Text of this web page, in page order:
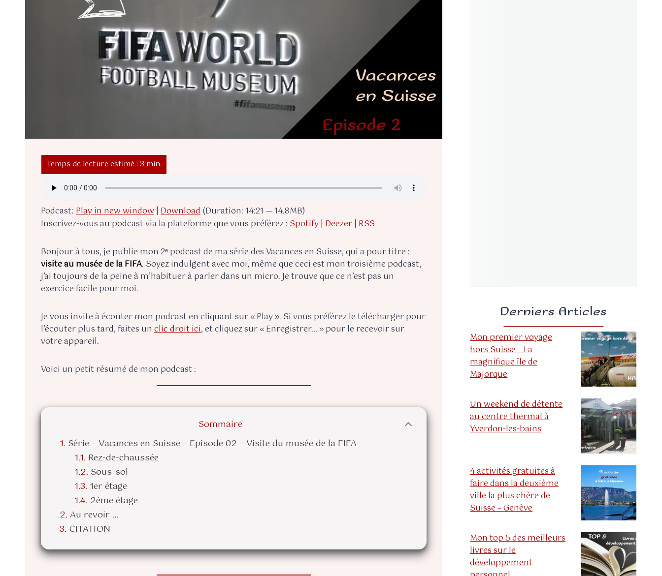
Podcast:Play in new window| Download(Duration: 14:21 — 14.8MB)
Inscrivez-vous au podcast via la plateforme que vous préférez :Spotify| Deezer| RSS
Bonjour à tous, je publie mon 2ᵉ podcast de ma série des Vacances en Suisse, qui a pour titre :
visite au musée de la FIFA. Soyez indulgent avec moi, même que ceci est mon troisième podcast,
j’ai toujours de la peine à m’habituer à parler dans un micro. Je trouve que ce n’est pas un
exercice facile pour moi.
Je vous invite à écouter mon podcast en cliquant sur « Play ». Si vous préférez le télécharger pour
l’écouter plus tard, faites un clic droit ici, et cliquez sur « Enregistrer… » pour le recevoir sur
votre appareil.
Voici un petit résumé de mon podcast :
Sommaire
Série – Vacances en Suisse – Episode 02 – Visite du musée de la FIFA
Rez-de-chaussée
Sous-sol
1er étage
2ème étage
Au revoir …
CITATION
Derniers Articles
Mon premier voyage
hors Suisse – La
magnifique île de
Majorque
Un weekend de détente
au centre thermal à
Yverdon-les-bains
4 activités gratuites à
faire dans la deuxième
ville la plus chère de
Suisse – Genève
Mon top 5 des meilleurs
livres sur le
développement